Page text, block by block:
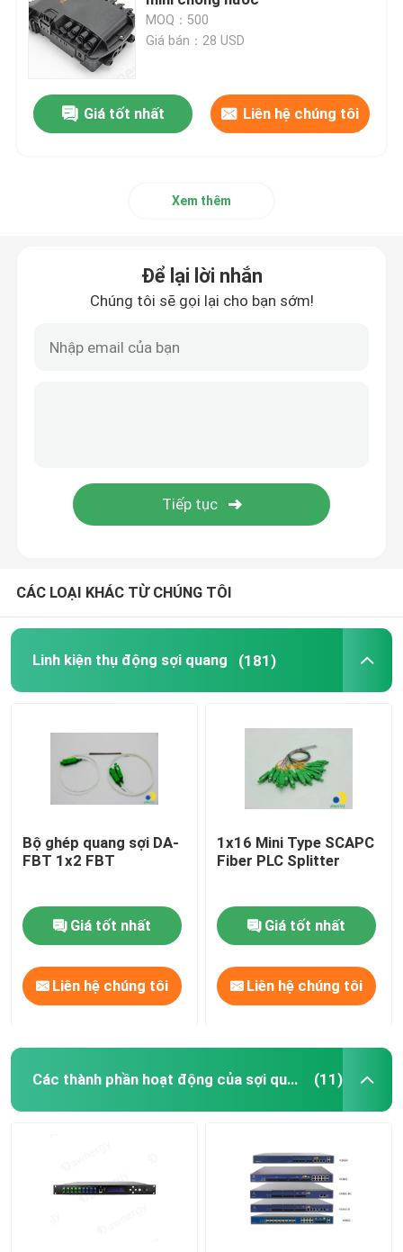
Linh kiện thụ động sợi quang
Các thành phần hoạt động của sợi quang
Bộ dụng cụ sợi quang
Người khác
MOQ：500
Giá bán：28 USD
Giá tốt nhất Liên hệ chúng tôi
Xem thêm
Để lại lời nhắn
Chúng tôi sẽ gọi lại cho bạn sớm!
CÁC LOẠI KHÁC TỪ CHÚNG TÔI
Linh kiện thụ động sợi quang (181)
Bộ ghép quang sợi DA-
FBT 1x2 FBT
Giá tốt nhất
Liên hệ chúng tôi
1x16 Mini Type SCAPC
Fiber PLC Splitter
Giá tốt nhất
Liên hệ chúng tôi
Các thành phần hoạt động của sợi quang (11)